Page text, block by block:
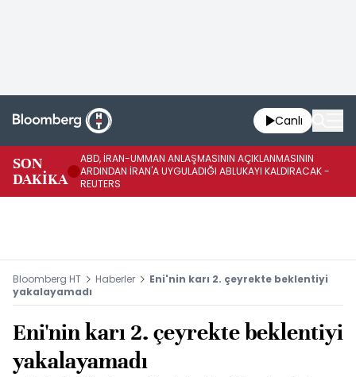
Canlı
SON
DAKİKA
ABD, İRAN-UMMAN ANLAŞMASININ AÇIKLANMASININ
ARDINDAN İRAN'A UYGULADIĞI ABLUKAYI KALDIRACAK -
REUTERS
Bloomberg HT Haberler
Eni'nin karı 2. çeyrekte beklentiyi
yakalayamadı
Eni'nin karı 2. çeyrekte beklentiyi
yakalayamadı